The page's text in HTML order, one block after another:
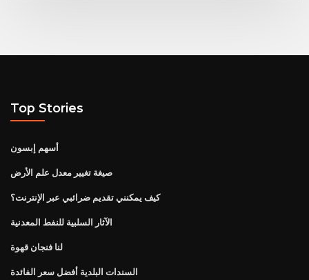
Top Stories
أسهم إبسون
صيغة تغيير معدل علم الأرض
كيف يمكنني تقديم ضرائبي عبر الإنترنت؟
الآثار السلبية للنفط المعدنية
لنا فنجان قهوة
السندات البلدية أفضل سعر الفائدة